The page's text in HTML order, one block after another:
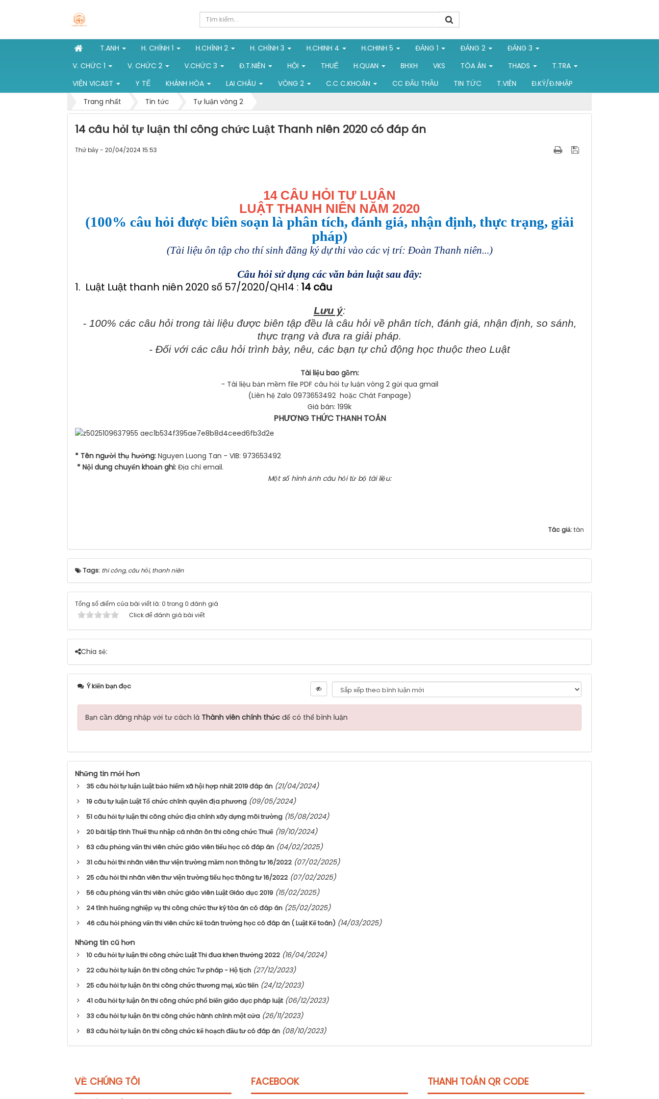
T.ANH H. CHÍNH 1 H.CHÍNH 2 H. CHÍNH 3 H.CHINH 4 H.CHINH 5 ĐẢNG 1 ĐẢNG 2
ĐẢNG 3
V. CHỨC 1
V. CHỨC 2 V.CHỨC 3 Đ.T.NIÊN HỘI THUẾ H.QUAN BHXH VKS TÒA ÁN THADS
T.TRA
VIỆN VICAST
Y TẾ KHÁNH HÒA LAI CHÂU VÒNG 2 C.C C.KHOÁN CC ĐẤU THẦU TIN TỨC T.VIÊN
Đ.KÝ/Đ.NHẬP
Trang nhất
Tin tức Tự luận vòng 2
14 câu hỏi tự luận thi công chức Luật Thanh niên 2020 có đáp án
Thứ bảy - 20/04/2024 15:53
14 CÂU HỎI TỰ LUẬN
LUẬT THANH NIÊN NĂM 2020
(100% câu hỏi được biên soạn là phân tích, đánh giá, nhận định, thực trạng, giải
pháp)
(Tài liệu ôn tập cho thí sinh đăng ký dự thi vào các vị trí: Đoàn Thanh niên...)
Câu hỏi sử dụng các văn bản luật sau đây:
1. Luật Luật thanh niên 2020 số 57/2020/QH14 : 14 câu
Lưu ý:
- 100% các câu hỏi trong tài liệu được biên tập đều là câu hỏi về phân tích, đánh giá, nhận định, so sánh,
thực trạng và đưa ra giải pháp.
- Đối với các câu hỏi trình bày, nêu, các bạn tự chủ động học thuộc theo Luật
Tài liệu bao gồm:
- Tài liệu bản mềm file PDF câu hỏi tự luận vòng 2 gửi qua gmail
(Liên hệ Zalo 0973653492 hoặc Chát Fanpage)
Giá bán: 199k
PHƯƠNG THỨC THANH TOÁN
* Tên người thụ hưởng: Nguyen Luong Tan - VIB: 973653492
* Nội dung chuyển khoản ghi: Địa chỉ email.
Một số hình ảnh câu hỏi từ bộ tài liệu:
Tác giả:tân
Tags: thi công, câu hỏi, thanh niên
Tổng số điểm của bài viết là: 0 trong 0 đánh giá
Click để đánh giá bài viết
Chia sẻ:
Ý kiến bạn đọc
Bạn cần đăng nhập với tư cách là Thành viên chính thức để có thể bình luận
Những tin mới hơn
35 câu hỏi tự luận Luật bảo hiểm xã hội hợp nhất 2019 đáp án (21/04/2024)
19 câu tự luận Luật Tổ chức chính quyền địa phương (09/05/2024)
51 câu hỏi tự luận thi công chức địa chính xây dựng môi trường (15/08/2024)
20 bài tập tính Thuế thu nhập cá nhân ôn thi công chức Thuế (19/10/2024)
63 câu phỏng vấn thi viên chức giáo viên tiểu học có đáp án (04/02/2025)
31 câu hỏi thi nhân viên thư viện trường mầm non thông tư 16/2022 (07/02/2025)
25 câu hỏi thi nhân viên thư viện trường tiểu học thông tư 16/2022 (07/02/2025)
56 câu phỏng vấn thi viên chức giáo viên Luật Giáo dục 2019 (15/02/2025)
24 tình huống nghiệp vụ thi công chức thư ký tòa án có đáp án (25/02/2025)
46 câu hỏi phỏng vấn thi viên chức kế toán trường học có đáp án ( Luật Kế toán) (14/03/2025)
Những tin cũ hơn
10 câu hỏi tự luận thi công chức Luật Thi đua khen thưởng 2022 (16/04/2024)
22 câu hỏi tự luận ôn thi công chức Tư pháp - Hộ tịch (27/12/2023)
25 câu hỏi tự luận ôn thi công chức thương mại, xúc tiến (24/12/2023)
41 câu hỏi tự luận ôn thi công chức phổ biến giáo dục pháp luật (06/12/2023)
33 câu hỏi tự luận ôn thi công chức hành chính một cửa (26/11/2023)
83 câu hỏi tự luận ôn thi công chức kế hoạch đầu tư có đáp án (08/10/2023)
VỀ CHÚNG TÔI FACEBOOK THANH TOÁN QR CODE